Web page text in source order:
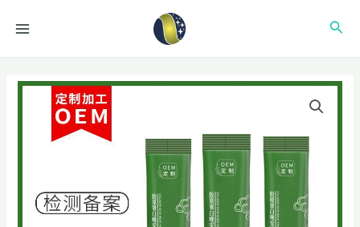
搜